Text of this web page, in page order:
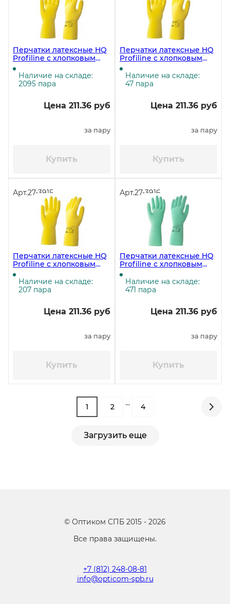
Перчатки латексные HQ
Profiline с хлопковым
напылением, размер M
(7,5-8), желтые (ЧЗ)
Наличие на складе:
2095 пара
Цена 211.36 руб
за пару
Купить
Перчатки латексные HQ
Profiline с хлопковым
напылением, размер S
(7), желтые (ЧЗ)
Наличие на складе:
47 пара
Цена 211.36 руб
за пару
Купить
Арт.27-3915
Перчатки латексные HQ
Profiline с хлопковым
напылением, размер XL
(9,5-10), желтые
Наличие на складе:
207 пара
Цена 211.36 руб
за пару
Купить
Арт.27-3916
Перчатки латексные HQ
Profiline с хлопковым
напылением, размер L
(8,5-9), зелёные (ЧЗ)
Наличие на складе:
471 пара
Цена 211.36 руб
за пару
Купить
1 2 ... 4
Загрузить еще
© Оптиком СПБ 2015 - 2026
Все права защищены.
+7 (812) 248-08-81
info@opticom-spb.ru